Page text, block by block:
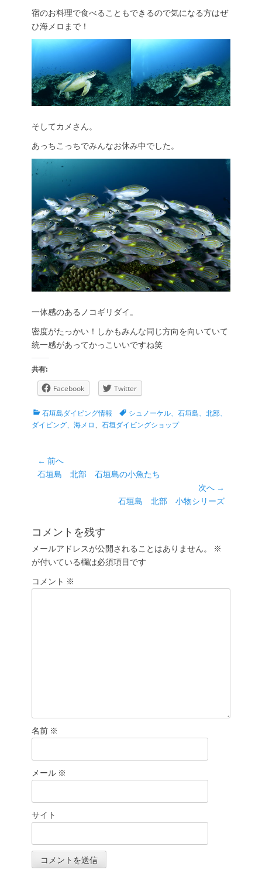
宿のお料理で食べることもできるので気になる方はぜ
ひ海メロまで！
そしてカメさん。
あっちこっちでみんなお休み中でした。
一体感のあるノコギリダイ。
密度がたっかい！しかもみんな同じ方向を向いていて
統一感があってかっこいいですね笑
共有:
Facebook Twitter
カ
テ
石垣島ダイビング情報
タ
グ
シュノーケル、石垣島、北部、
ダイビング、海メロ 、 石垣ダイビングショップ
投
稿
ー
シ
ョ
ン
← 前へ
前
石垣島 北部 石垣島の小魚たち
次へ →
投
石垣島 北部 小物シリーズ
コメントを残す
メールアドレスが公開されることはありません。
※
が付いている欄は必須項目です
コメント ※
名前 ※
メール ※
サイト